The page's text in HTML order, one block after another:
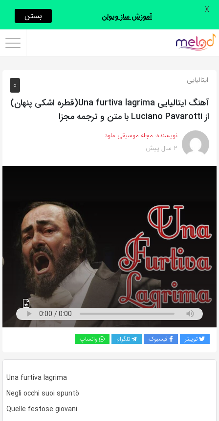
اشتراک
با
از
روش‌های
زیر
این
صفحه
را
به
اشتراک
لینک
0 ایتالیایی
آهنگ ایتالیایی Una furtiva lagrima(قطره اشکی پنهان)
از Luciano Pavarotti با متن و ترجمه مجزا
نویسنده: مجله موسیقی ملود
2 سال پیش
توییتر فیسبوک تلگرام واتساپ
Una furtiva lagrima
Negli occhi suoi spuntò
Quelle festose giovani
آموزش ساز ویولن بستن X